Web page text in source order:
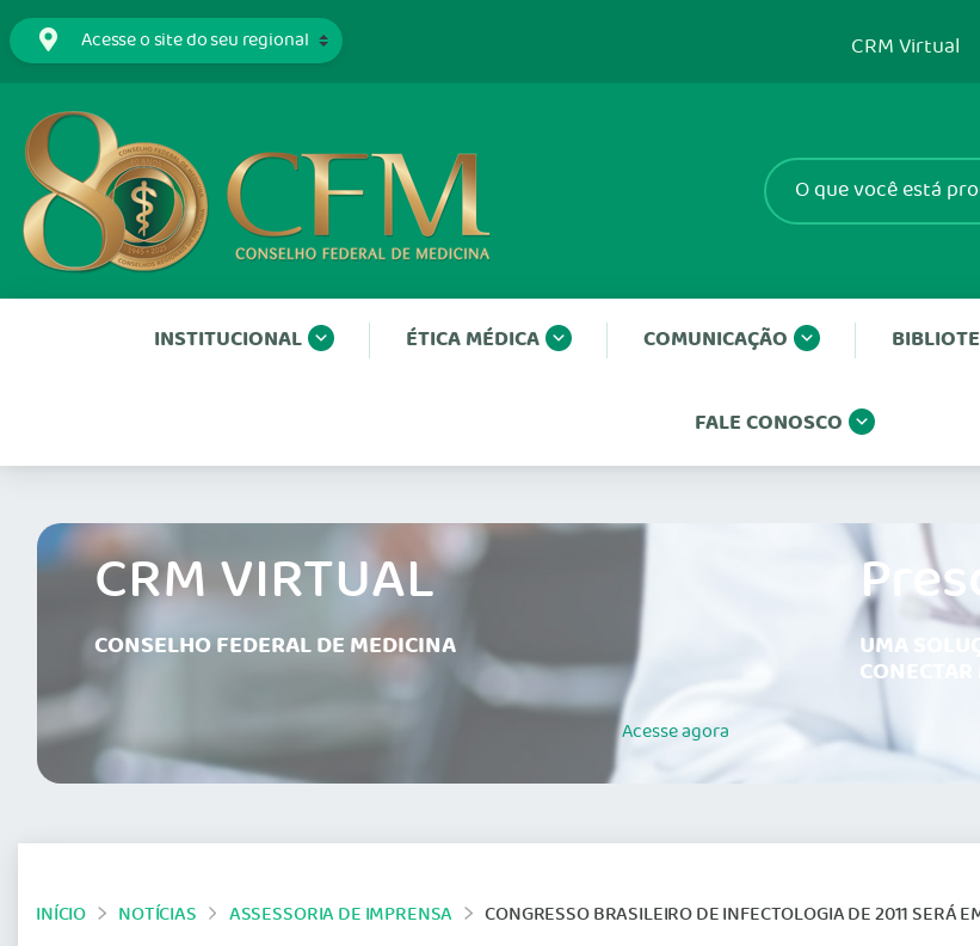
CRM Virtual
INSTITUCIONAL ÉTICA MÉDICA COMUNICAÇÃO
FALE CONOSCO
CRM VIRTUAL
CONSELHO FEDERAL DE MEDICINA
Acesseagora
UMA
INÍCIO NOTÍCIAS ASSESSORIA DE IMPRENSA CONGRESSO BRASILEIRO DE INFECTOLOGIA DE 2011 SERÁ